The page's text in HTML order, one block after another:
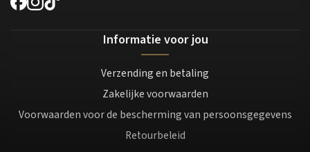
Informatie voor jou
Verzending en betaling
Zakelijke voorwaarden
Voorwaarden voor de bescherming van persoonsgegevens
Retourbeleid